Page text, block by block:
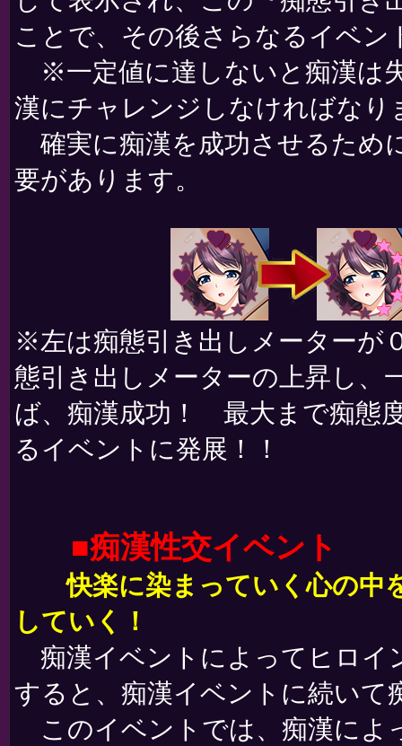
ことで、その後さらなるイベ
※一定値に達しないと痴漢は
漢にチャレンジしなければなり
確実に痴漢を成功させるため
要があります。
※左は痴態引き出しメーターが
態引き出しメーターの上昇し、
ば、痴漢成功！ 最大まで痴態
るイベントに発展！！
■痴漢性交イベント
快楽に染まっていく心の中
していく！
痴漢イベントによってヒロイ
すると、痴漢イベントに続いて
このイベントでは、痴漢によ